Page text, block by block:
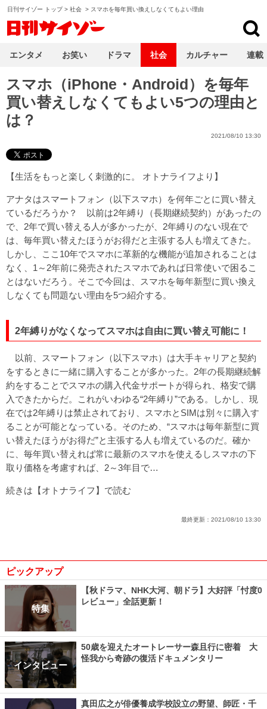
日刊サイゾー トップ> 社会 > スマホを毎年買い換えしなくてもよい理由
スマホ（iPhone・Android）を毎年
買い替えしなくてもよい5つの理由と
は？
2021/08/10 13:30
【生活をもっと楽しく刺激的に。 オトナライフ より】
アナタはスマートフォン（以下スマホ）を何年ごとに買い替え
ているだろうか？ 以前は2年縛り（長期継続契約）があったの
で、2年で買い替える人が多かったが、2年縛りのない現在で
は、毎年買い替えたほうがお得だと主張する人も増えてきた。
しかし、ここ10年でスマホに革新的な機能が追加されることは
なく、1～2年前に発売されたスマホであれば日常使いで困るこ
とはないだろう。そこで今回は、スマホを毎年新型に買い換え
しなくても問題ない理由を5つ紹介する。
2年縛りがなくなってスマホは自由に買い替え可能に！
以前、スマートフォン（以下スマホ）は大手キャリアと契約
をするときに一緒に購入することが多かった。2年の長期継続解
約をすることでスマホの購入代金サポートが得られ、格安で購
入できたからだ。これがいわゆる“2年縛り”である。しかし、現
在では2年縛りは禁止されており、スマホとSIMは別々に購入す
ることが可能となっている。そのため、“スマホは毎年新型に買
い替えたほうがお得だ”と主張する人も増えているのだ。確か
に、毎年買い替えれば常に最新のスマホを使えるしスマホの下
取り価格を考慮すれば、2～3年目で…
続きは【オトナライフ】で読む
最終更新： 2021/08/10 13:30
ピックアップ
特集
【秋ドラマ、NHK大河、朝ドラ】大好評「忖度0
レビュー」全話更新！
インタビュー
50歳を迎えたオートレーサー森且行に密着 大
怪我から奇跡の復活ドキュメンタリー
真田広之が俳優養成学校設立の野望、師匠・千
エンタメ お笑い ドラマ 社会 カルチャー 連載